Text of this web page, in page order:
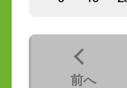
前へ